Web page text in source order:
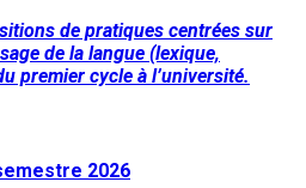
de pratiques centrées sur
de la langue (lexique,
premier cycle à l’université.
2026